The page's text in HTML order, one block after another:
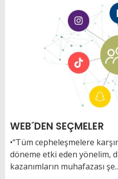
WEB´DEN SEÇMELER
•“Tüm cepheleşmelere
döneme etki eden yönelim,
kazanımların muhafazası